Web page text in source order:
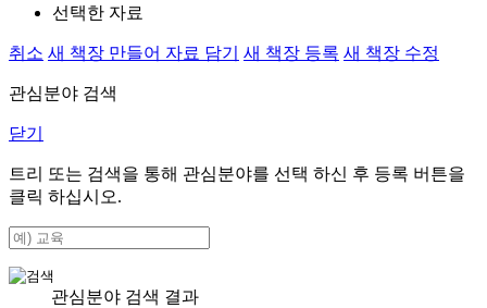
선택한 자료
취소 새 책장 만들어 자료 담기 새 책장 등록 새 책장 수정
관심분야 검색
닫기
트리 또는 검색을 통해 관심분야를 선택 하신 후 등록 버튼을
클릭 하십시오.
관심분야 검색 결과